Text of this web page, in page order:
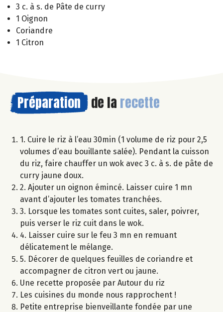
3 c. à s. de Pâte de curry
1 Oignon
Coriandre
1 Citron
Préparation de la recette
1. Cuire le riz à l’eau 30min (1 volume de riz pour 2,5
volumes d’eau bouillante salée). Pendant la cuisson
du riz, faire chauffer un wok avec 3 c. à s. de pâte de
curry jaune doux.
2. Ajouter un oignon émincé. Laisser cuire 1 mn
avant d’ajouter les tomates tranchées.
3. Lorsque les tomates sont cuites, saler, poivrer,
puis verser le riz cuit dans le wok.
4. Laisser cuire sur le feu 3 mn en remuant
délicatement le mélange.
5. Décorer de quelques feuilles de coriandre et
accompagner de citron vert ou jaune.
Une recette proposée par Autour du riz
Les cuisines du monde nous rapprochent !
Petite entreprise bienveillante fondée par une